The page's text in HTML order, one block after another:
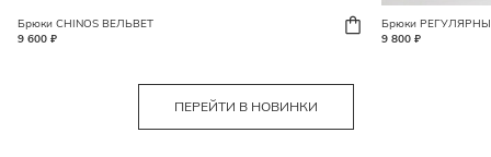
Брюки CHINOS ВЕЛЬВЕТ
9 600 ₽
Брюки
9 800 ₽
ПЕРЕЙТИ В НОВИНКИ